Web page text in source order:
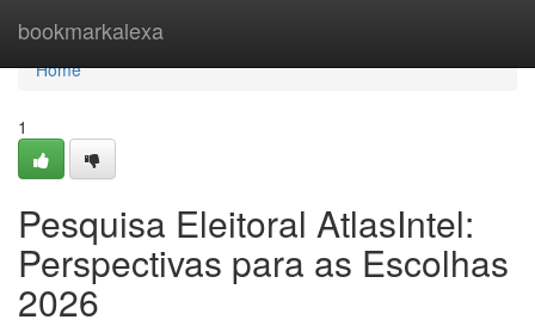
bookmarkalexa
Home
Home
1
Pesquisa Eleitoral AtlasIntel:
Perspectivas para as Escolhas
2026